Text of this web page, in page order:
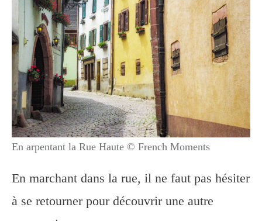
En arpentant la Rue Haute © French Moments
En marchant dans la rue, il ne faut pas hésiter
à se retourner pour découvrir une autre